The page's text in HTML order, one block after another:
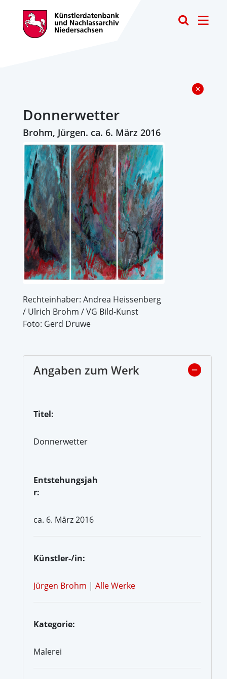
Donnerwetter
Brohm, Jürgen. ca. 6. März 2016
Rechteinhaber: Andrea Heissenberg
/ Ulrich Brohm / VG Bild-Kunst
Foto: Gerd Druwe
Angaben zum Werk
Titel:
Donnerwetter
Entstehungsjah
r:
ca. 6. März 2016
Künstler-/in:
Jürgen Brohm | Alle Werke
Kategorie:
Malerei